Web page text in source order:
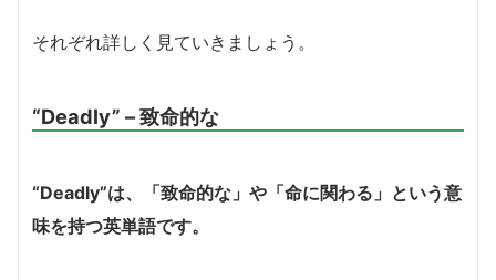
それぞれ詳しく見ていきましょう。
“Deadly” – 致命的な
“Deadly”は、「致命的な」や「命に関わる」という意
味を持つ英単語です。